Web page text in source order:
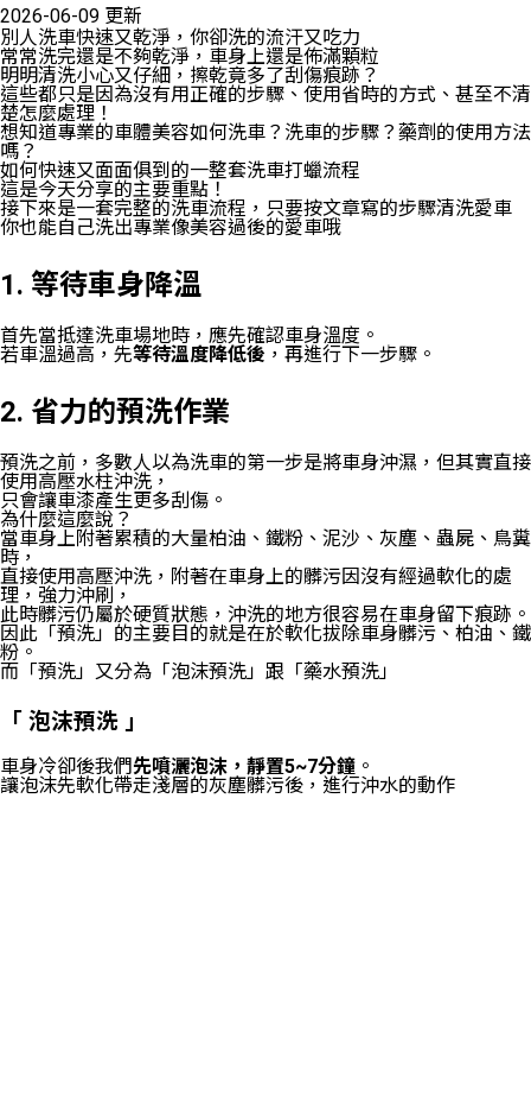
2026-06-09 更新
別人洗車快速又乾淨，你卻洗的流汗又吃力
常常洗完還是不夠乾淨，車身上還是佈滿顆粒
明明清洗小心又仔細，擦乾竟多了刮傷痕跡？
這些都只是因為沒有用正確的步驟、使用省時的方式、甚至不清
楚怎麼處理！
想知道專業的車體美容如何洗車？洗車的步驟？藥劑的使用方法
嗎？
如何快速又面面俱到的一整套洗車打蠟流程
這是今天分享的主要重點！
接下來是一套完整的洗車流程，只要按文章寫的步驟清洗愛車
你也能自己洗出專業像美容過後的愛車哦
1. 等待車身降溫
首先當抵達洗車場地時，應先確認車身溫度。
若車溫過高，先等待溫度降低後 ，再進行下一步驟。
2. 省力的預洗作業
預洗之前，多數人以為洗車的第一步是將車身沖濕，但其實直接
使用高壓水柱沖洗，
只會讓車漆產生更多刮傷。
為什麼這麼說？
當車身上附著累積的大量柏油、鐵粉、泥沙、灰塵、蟲屍、鳥糞
時，
直接使用高壓沖洗，附著在車身上的髒污因沒有經過軟化的處
理，強力沖刷，
此時髒污仍屬於硬質狀態，沖洗的地方很容易在車身留下痕跡。
因此「預洗」的主要目的就是在於軟化拔除車身髒污、柏油、鐵
粉。
而「預洗」又分為「泡沫預洗」跟「藥水預洗」
「 泡沫預洗 」
車身冷卻後我們先噴灑泡沫，靜置5~7分鐘 。
讓泡沫先軟化帶走淺層的灰塵髒污後，進行沖水的動作